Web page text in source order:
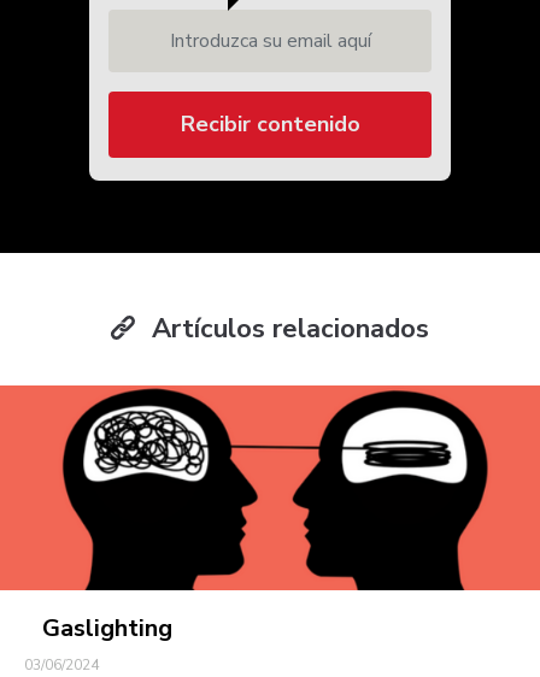
Recibir contenido
Artículos relacionados
Gaslighting
03/06/2024